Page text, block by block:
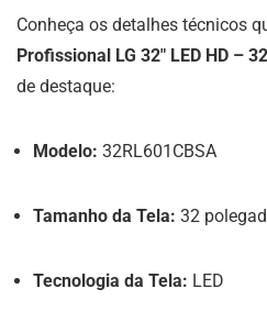
Conheça os detalhes técnicos
Profissional LG 32″ LED HD –
de destaque:
Modelo: 32RL601CBSA
Tamanho da Tela: 32
Tecnologia da Tela: LED